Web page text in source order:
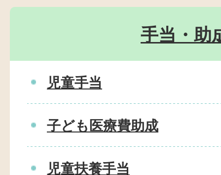
手当・助
児童手当
子ども医療費助成
児童扶養手当